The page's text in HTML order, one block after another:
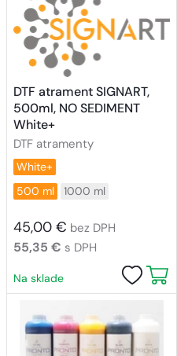
DTF atrament SIGNART,
500ml, NO SEDIMENT
White+
DTF atramenty
White+
500 ml
1000 ml
45,00 € bez DPH
55,35 € s DPH
Na sklade